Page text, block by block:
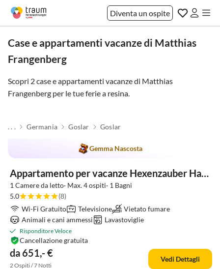
Diventa un ospite
Case e appartamenti vacanze di Matthias
Frangenberg
Scopri 2 case e appartamenti vacanze di Matthias
Frangenberg per le tue ferie a resina.
. . . Germania Goslar Goslar
Gemma Nascosta
Appartamento per vacanze Hexenzauber Hahnenklee
1 Camere da letto· Max. 4 ospiti· 1 Bagni
5.0
(8)
Wi-Fi Gratuito
Televisione
Vietato fumare
Animali e cani ammessi
Lavastoviglie
Risponditore Veloce
da 651,- €
Cancellazione gratuita
2 Ospiti / 7 Notti
Vedi Dettagli